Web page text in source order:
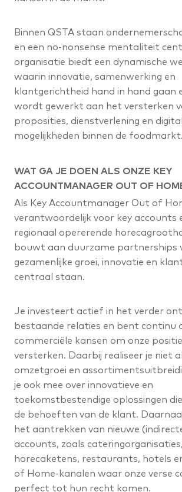
Binnen QSTA staan
en een no-nonsense mentaliteit
organisatie biedt een dynamische
waarin innovatie, samenwerking en
klantgerichtheid hand in hand gaan
wordt gewerkt aan het versterken
proposities, dienstverlening en
mogelijkheden binnen de foodmarkt.
WAT GA JE DOEN ALS ONZE KEY
ACCOUNTMANAGER OUT OF
Als Key Accountmanager Out of
verantwoordelijk voor key accounts
regionaal opererende
bouwt aan duurzame partnerships
gezamenlijke groei, innovatie en
centraal staan.
Je investeert actief in het verder
bestaande relaties en bent continu
commerciële kansen om onze
versterken. Daarbij realiseer je niet
omzetgroei en
je ook mee over innovatieve en
toekomstbestendige oplossingen
de behoeften van de klant.
het aantrekken van nieuwe
accounts, zoals cateringorganisaties,
horecaketens, restaurants, hotels
of Home-kanalen waar onze verse
perfect tot hun recht komen.